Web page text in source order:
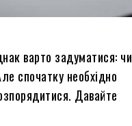
варто задуматися: чи
спочатку необхідно
Давайте